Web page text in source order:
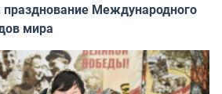
празднование Международного
мира